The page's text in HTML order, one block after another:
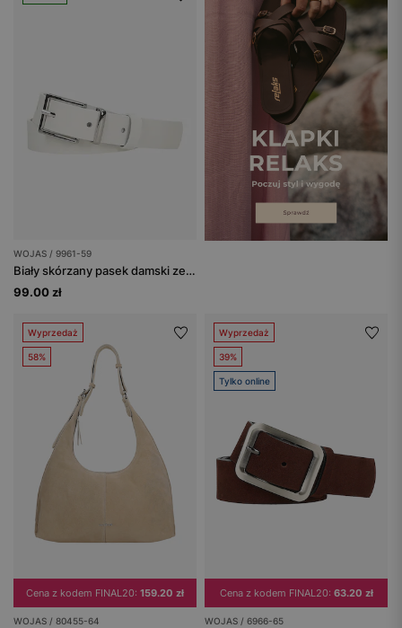
WOJAS / 9961-59
Biały skórzany pasek damski ze srebrną klamrą
99.00 zł
Wyprzedaż
58%
Cena z kodem FINAL20: 159.20 zł
WOJAS / 80455-64
Wyprzedaż
39%
Tylko online
Cena z kodem FINAL20: 63.20 zł
WOJAS / 6966-65